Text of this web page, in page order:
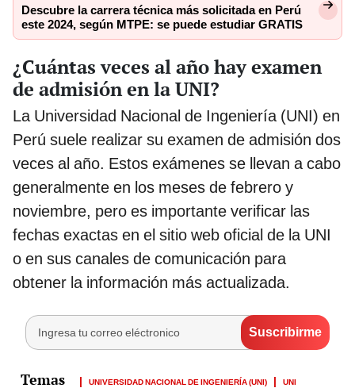
Descubre la carrera técnica más solicitada en Perú
este 2024, según MTPE: se puede estudiar GRATIS
¿Cuántas veces al año hay examen
de admisión en la UNI?
La Universidad Nacional de Ingeniería (UNI) en
Perú suele realizar su examen de admisión dos
veces al año. Estos exámenes se llevan a cabo
generalmente en los meses de febrero y
noviembre, pero es importante verificar las
fechas exactas en el sitio web oficial de la UNI
o en sus canales de comunicación para
obtener la información más actualizada.
UNIVERSIDAD NACIONAL DE INGENIERÍA (UNI)
UNI